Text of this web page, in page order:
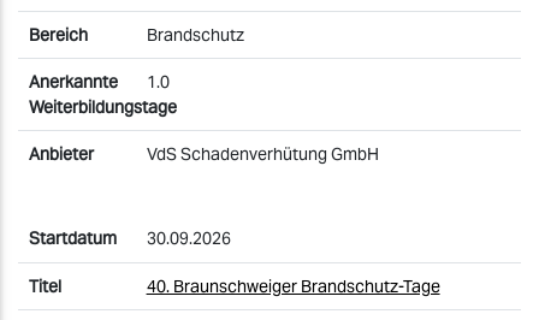
Brandschutz
1.0
VdS Schadenverhütung GmbH
30.09.2026
40. Braunschweiger Brandschutz-Tage